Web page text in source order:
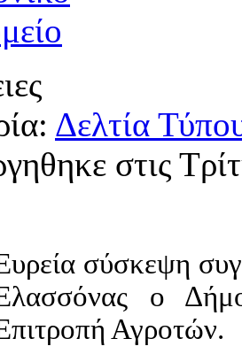
Δελτία
στις
σύσκεψη
ο
Αγροτών.